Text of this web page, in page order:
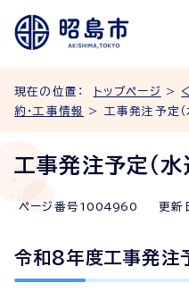
現在の位置： トップページ >
約・工事情報
> 工事発注予定（
工事発注予定（水
ページ番号 1004960 更新
令和8年度工事発注